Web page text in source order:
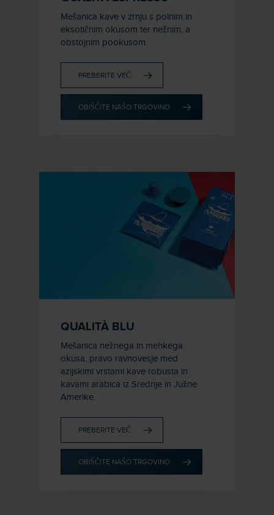
Mešanica kave v zrnju s polnim in
eksotičnim okusom ter nežnim, a
obstojnim pookusom.
PREBERITE VEČ
OBIŠČITE NAŠO TRGOVINO
QUALITÀ BLU
Mešanica nežnega in mehkega
okusa, pravo ravnovesje med
azijskimi vrstami kave robusta in
kavami arabica iz Srednje in Južne
Amerike.
PREBERITE VEČ
OBIŠČITE NAŠO TRGOVINO